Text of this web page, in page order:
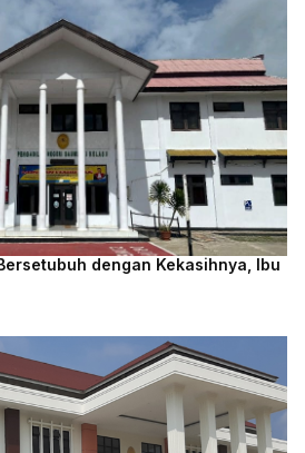
dengan Kekasihnya, Ibu